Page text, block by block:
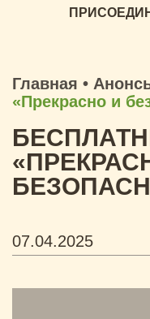
Главная •
«Прекрасно и
07.04.2025